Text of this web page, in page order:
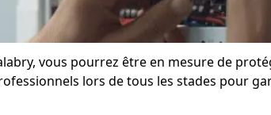
vous pourrez être en mesure de
lors de tous les stades pour